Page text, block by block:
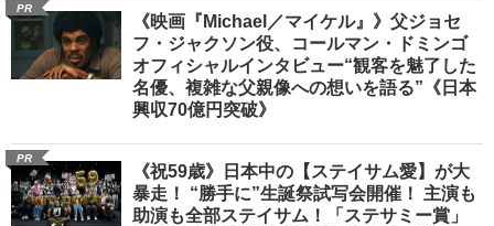
PR
《映画『Michael／マイケル』》父ジョセ
フ・ジャクソン役、コールマン・ドミンゴ
オフィシャルインタビュー“観客を魅了した
名優、複雑な父親像への想いを語る”《日本
興収70億円突破》
PR
《祝59歳》日本中の【ステイサム愛】が大
暴走！ “勝手に”生誕祭試写会開催！ 主演も
助演も全部ステイサム！「ステサミー賞」